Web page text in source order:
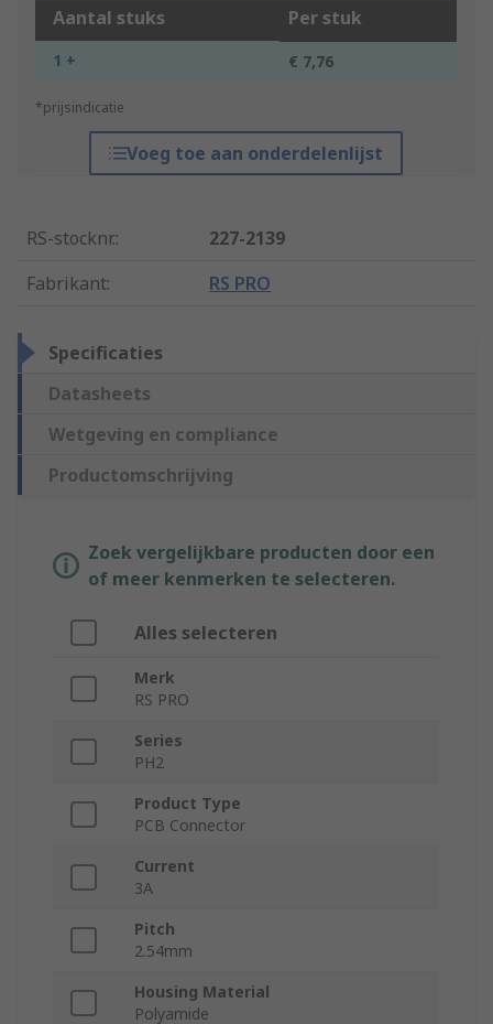
Aantal stuks Per stuk
1 + € 7,76
*prijsindicatie
Voeg toe aan onderdelenlijst
RS-stocknr.:
227-2139
Fabrikant: RS PRO
Specificaties
Datasheets
Wetgeving en compliance
Productomschrijving
Zoek vergelijkbare producten door een
of meer kenmerken te selecteren.
Alles selecteren
Merk
RS PRO
Series
PH2
Product Type
PCB Connector
Current
3A
Pitch
2.54mm
Housing Material
Polyamide